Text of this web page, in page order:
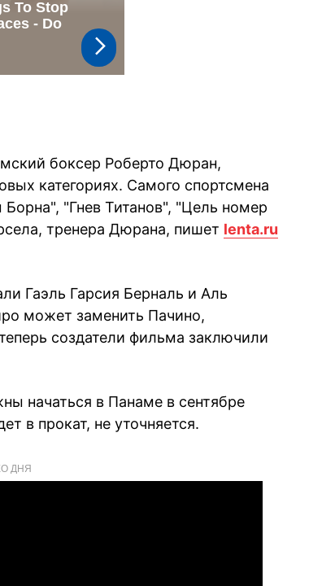
боксер Роберто Дюран,
категориях. Самого спортсмена
"Гнев Титанов", "Цель номер
тренера Дюрана, пишет lenta.ru
Гаэль Гарсия Берналь и Аль
может заменить Пачино,
создатели фильма заключили
начаться в Панаме в сентябре
в прокат, не уточняется.
ДНЯ